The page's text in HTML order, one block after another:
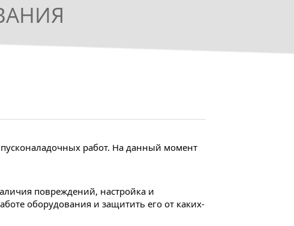
работ. На данный момент
повреждений, настройка и
оборудования и защитить его от каких-